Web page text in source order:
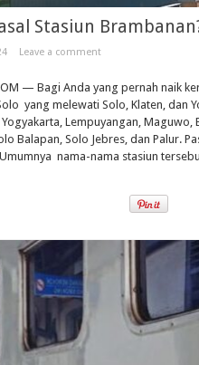
Stasiun
Leave a comment
— Bagi Anda yang pernah naik
yang melewati Solo, Klaten, dan
Yogyakarta, Lempuyangan,
Balapan, Solo Jebres, dan Palur.
nama-nama stasiun